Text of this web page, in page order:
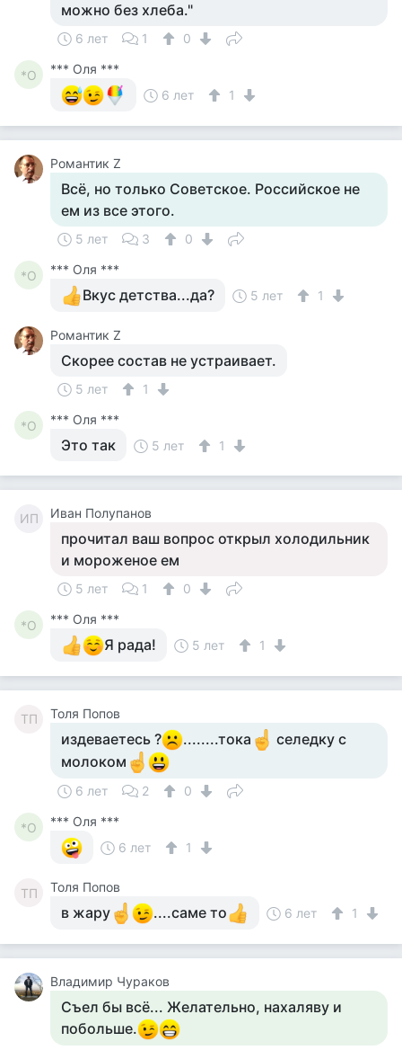
можно без хлеба."
6 лет 1 0
*О
*** Оля ***
6 лет
1
Романтик Z
Всё, но только Советское. Российское не
ем из все этого.
5 лет 3 0
*О *** Оля ***
Вкус детства...да? 5 лет 1
Романтик Z
Скорее состав не устраивает.
5 лет 1
*О *** Оля ***
Это так 5 лет 1
ИП Иван Полупанов
прочитал ваш вопрос открыл холодильник
и мороженое ем
5 лет 1 0
*О *** Оля ***
Я рада! 5 лет 1
ТП Толя Попов
издеваетесь ? ........тока
селедку с
молоком
6 лет 2 0
*О
*** Оля ***
6 лет
1
ТП Толя Попов
в жару ....саме то 6 лет 1
Владимир Чураков
Съел бы всё... Желательно, нахаляву и
побольше.